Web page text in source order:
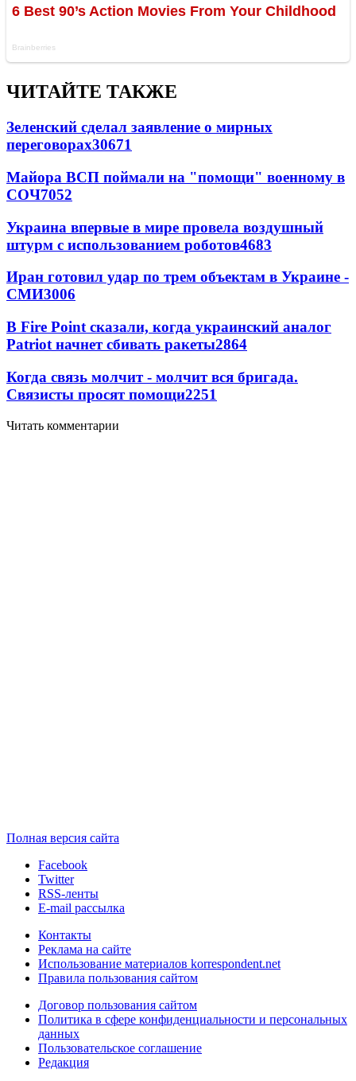
ЧИТАЙТЕ ТАКЖЕ
Зеленский сделал заявление о мирных
переговорах30671
Майора ВСП поймали на "помощи" военному в
СОЧ7052
Украина впервые в мире провела воздушный
штурм с использованием роботов4683
Иран готовил удар по трем объектам в Украине -
СМИ3006
В Fire Point сказали, когда украинский аналог
Patriot начнет сбивать ракеты2864
Когда связь молчит - молчит вся бригада.
Связисты просят помощи2251
Читать комментарии
Полная версия сайта
Facebook
Twitter
RSS-ленты
E-mail рассылка
Контакты
Реклама на сайте
Использование материалов korrespondent.net
Правила пользования сайтом
Договор пользования сайтом
Политика в сфере конфиденциальности и персональных
данных
Пользовательское соглашение
Редакция